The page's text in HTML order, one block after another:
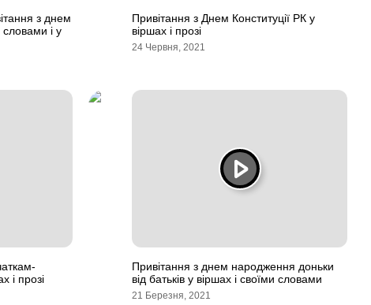
з днем
і у
Привітання з Днем Конституції РК у
віршах і прозі
24 Червня, 2021
і прозі
Привітання з днем народження доньки
від батьків у віршах і своїми словами
21 Березня, 2021